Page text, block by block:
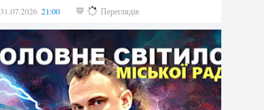
31.07.2026 21:00 223 Переглядів